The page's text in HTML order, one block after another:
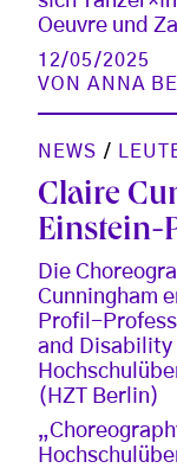
Oeuvre und
12/05/2025
VONANNA
NEWS /
Claire
Einstein-
Die
Cunningham
Profil-
and Disability
(HZT Berlin)